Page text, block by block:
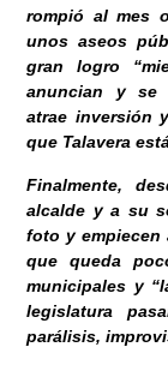
rompió al mes
unos aseos
gran logro
anuncian y se
atrae inversión
que Talavera
Finalmente,
alcalde y a su
foto y empiecen
que queda
municipales y
legislatura
parálisis,